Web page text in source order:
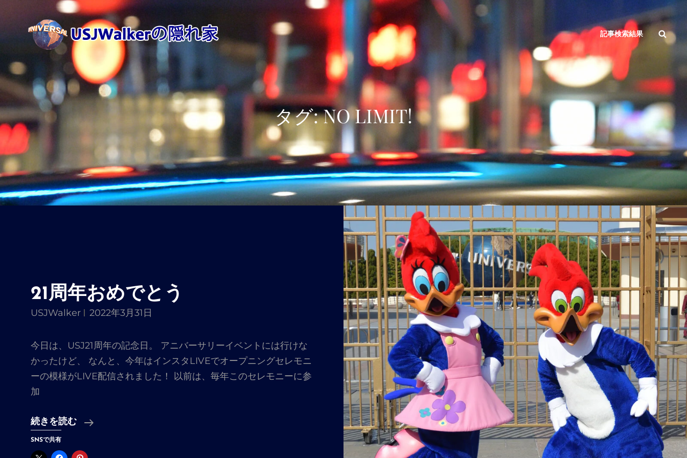
USJWALKERの隠れ家
Enjoy Universal Studios Japan 24th Anniversary !
記事検索結果
検
索
タグ:NO LIMIT!
21周年おめでとう
USJWalker 2022年3月31日
今日は、USJ21周年の記念日。 アニバーサリーイベントには行けな
かったけど、 なんと、今年はインスタLIVEでオープニングセレモニ
ーの模様がLIVE配信されました！ 以前は、毎年このセレモニーに参
加
続きを読む
21
SNSで共有